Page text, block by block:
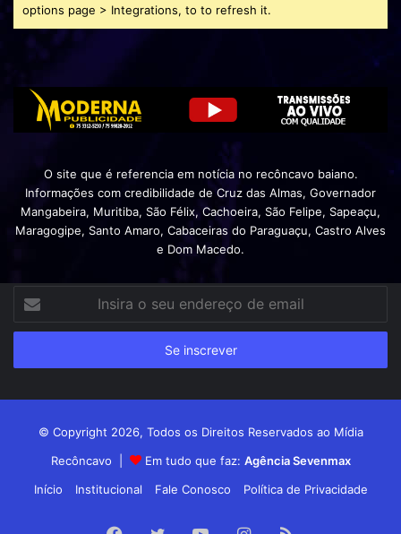
options page > Integrations, to to refresh it.
O site que é referencia em notícia no recôncavo baiano.
Informações com credibilidade de Cruz das Almas, Governador
Mangabeira, Muritiba, São Félix, Cachoeira, São Felipe, Sapeaçu,
Maragogipe, Santo Amaro, Cabaceiras do Paraguaçu, Castro Alves
e Dom Macedo.
seu
de
© Copyright 2026, Todos os Direitos Reservados ao Mídia
Recôncavo |
Em tudo que faz: Agência Sevenmax
Início
Institucional Fale Conosco Política de Privacidade